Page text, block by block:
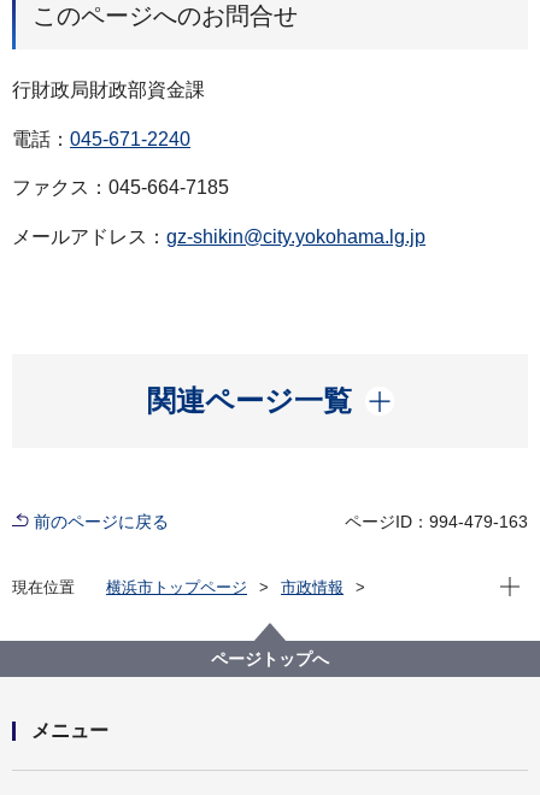
このページへのお問合せ
行財政局財政部資金課
電話： 045-671-2240
ファクス：045-664-7185
メールアドレス： gz-shikin@city.yokohama.lg.jp
関連ページ一覧
開く
前のページに戻る ページID：994-479-163
現在位置 横浜市トップページ
市政情報
地震レジリエンス債を発行します～日本地震再保険株
式会社と連携～
現在
ページトップへ
メニュー